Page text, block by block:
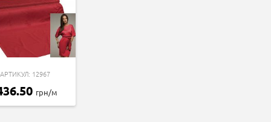
АРТИКУЛ: 12967
грн/м